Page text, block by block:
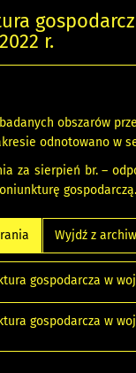
r.
obszarów
odnotowano w
za sierpień br. –
gospodarczą.
Wyjdź z
gospodarcza w
gospodarcza w